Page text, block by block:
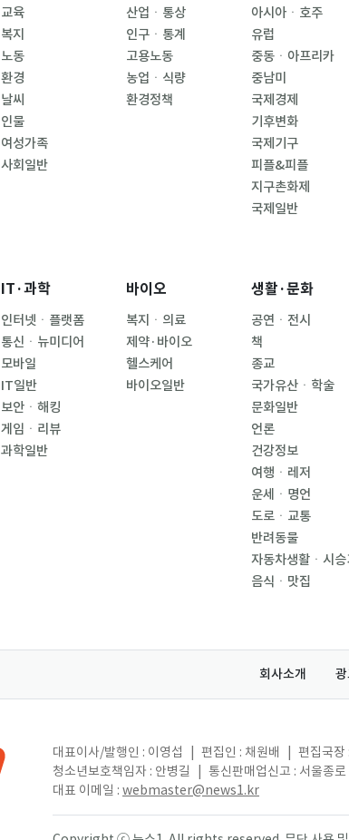
교육
복지
노동
환경
날씨
인물
여성가족
사회일반
산업ㆍ통상
인구ㆍ통계
고용노동
농업ㆍ식량
환경정책
아시아ㆍ호주
유럽
중동ㆍ아프리카
중남미
국제경제
기후변화
국제기구
피플&피플
지구촌화제
국제일반
IT·과학
인터넷ㆍ플랫폼
통신ㆍ뉴미디어
모바일
IT일반
보안ㆍ해킹
게임ㆍ리뷰
과학일반
바이오
복지ㆍ의료
제약·바이오
헬스케어
바이오일반
생활·문화
공연ㆍ전시
책
종교
국가유산ㆍ학술
문화일반
언론
건강정보
여행ㆍ레저
운세ㆍ명언
도로ㆍ교통
반려동물
자동차생활ㆍ시승
음식ㆍ맛집
회사소개
대표이사/발행인 : 이영섭 편집인 : 채원배 편집국장
청소년보호책임자 : 안병길
통신판매업신고 : 서울종
대표 이메일 : webmaster@news1.kr